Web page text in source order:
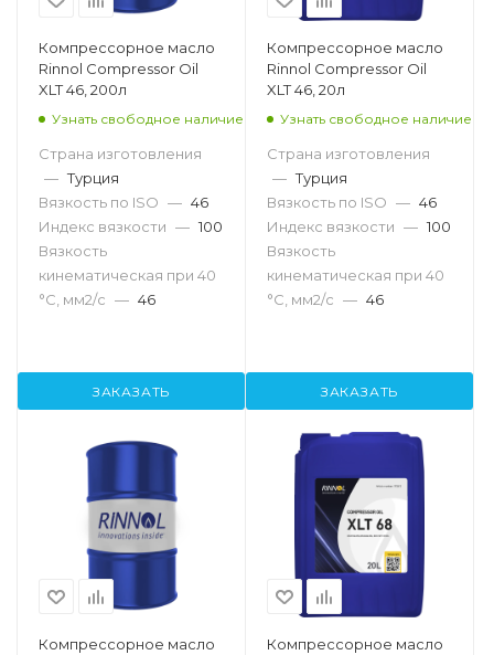
Компрессорное масло
Rinnol Compressor Oil
XLT 46, 200л
Узнать свободное наличие
Страна изготовления
— Турция
Вязкость по ISO — 46
Индекс вязкости — 100
Вязкость
кинематическая при 40
°С, мм2/с — 46
ЗАКАЗАТЬ
Компрессорное масло
Rinnol Compressor Oil
XLT 46, 20л
Узнать свободное наличие
Страна изготовления
— Турция
Вязкость по ISO — 46
Индекс вязкости — 100
Вязкость
кинематическая при 40
°С, мм2/с — 46
ЗАКАЗАТЬ
Компрессорное масло
Компрессорное масло